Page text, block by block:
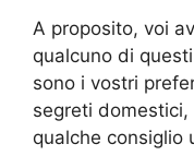
A proposito, voi
qualcuno di
sono i vostri
segreti
qualche consiglio